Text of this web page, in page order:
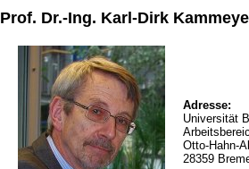
Prof. Dr.-Ing. Karl-Dirk
Adresse:
Universität
Otto-Hahn-
28359